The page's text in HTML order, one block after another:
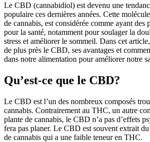
Le CBD (cannabidiol) est devenu une
populaire ces dernières années. Cette
de cannabis, est considérée comme ayant des
pour la santé, notamment pour soulager la
stress et améliorer le sommeil. Dans cet
de plus près le CBD, ses avantages et
dans notre alimentation pour améliorer notre
Qu’est-ce que le CBD?
Le CBD est l’un des nombreux composés
cannabis. Contrairement au THC, un autre
plante de cannabis, le CBD n’a pas d’effets
fera pas planer. Le CBD est souvent extrait
de cannabis qui a une faible teneur en THC.